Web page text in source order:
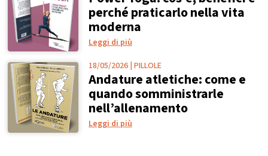
perché praticarlo nella vita
moderna
Leggi di più
18/05/2026 PILLOLE
Andature atletiche: come e
quando somministrarle
nell’allenamento
Leggi di più